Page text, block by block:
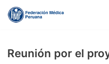
contenido
Reunión por el